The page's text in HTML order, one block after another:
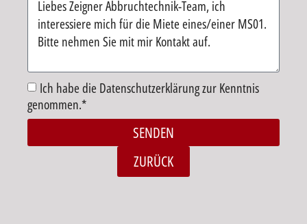
Ich habe die Datenschutzerklärung zur Kenntnis
genommen.*
SENDEN
ZURÜCK